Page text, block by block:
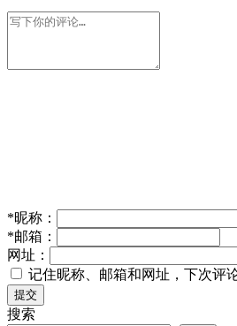
*昵称：
*邮箱：
网址：
记住昵称、邮箱和网址，下次评
提交
搜索